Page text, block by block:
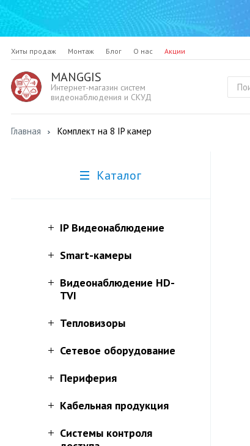
Хиты продаж Монтаж Блог О нас Акции
MANGGIS
Интернет-магазин систем
видеонаблюдения и СКУД
Главная Комплект на 8 IP камер
Каталог
IP Видеонаблюдение
Smart-камеры
Видеонаблюдение HD-
TVI
Тепловизоры
Сетевое оборудование
Периферия
Кабельная продукция
Системы контроля